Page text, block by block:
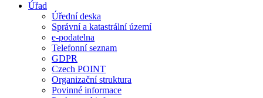
Úřad
Úřední deska
Správní a katastrální území
e-podatelna
Telefonní seznam
GDPR
Czech POINT
Organizační struktura
Povinné informace